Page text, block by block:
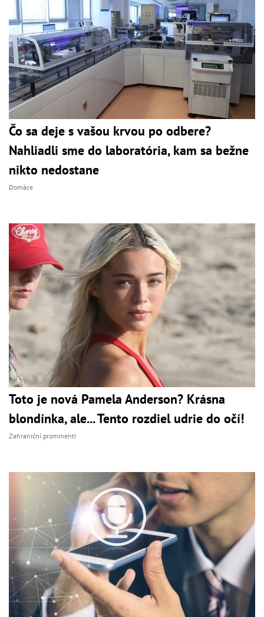
Čo sa deje s vašou krvou po odbere?
Nahliadli sme do laboratória, kam sa bežne
nikto nedostane
Domáce
Toto je nová Pamela Anderson? Krásna
blondínka, ale... Tento rozdiel udrie do očí!
Zahraniční prominenti